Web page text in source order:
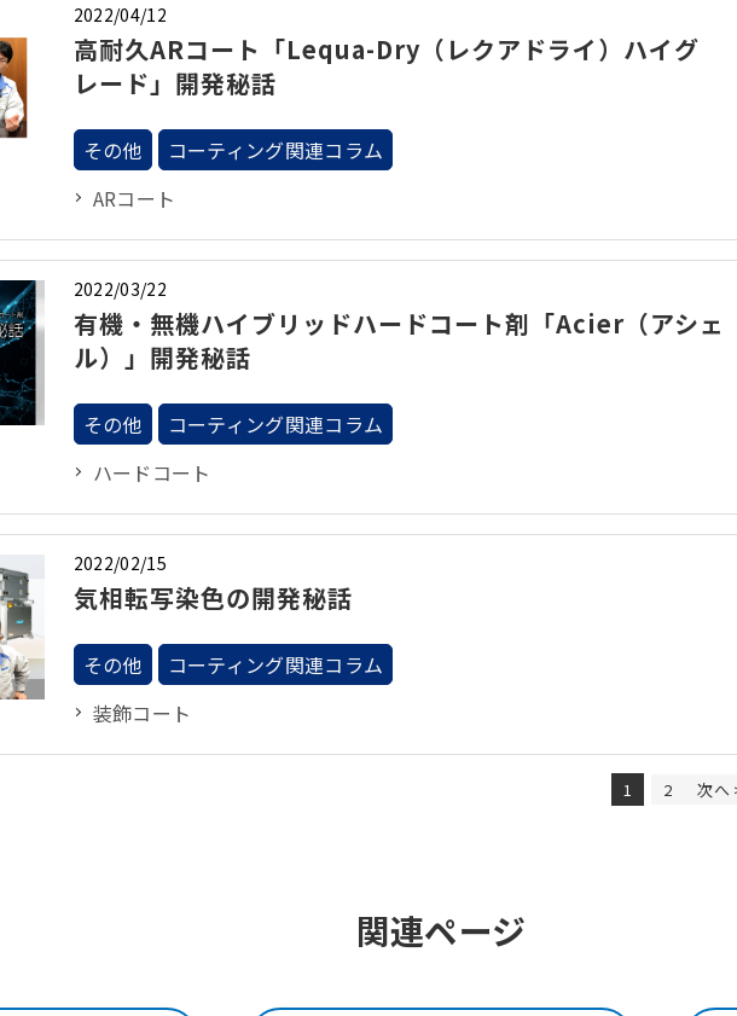
2022/04/12
高耐久ARコート「Lequa-Dry（レクアドライ）ハイグ
レード」開発秘話
その他
コーティング関連コラム
ARコート
2022/03/22
有機・無機ハイブリッドハードコート剤「Acier（アシェ
ル）」開発秘話
その他
コーティング関連コラム
ハードコート
2022/02/15
気相転写染色の開発秘話
その他
コーティング関連コラム
装飾コート
1 2 次へ
関連ページ